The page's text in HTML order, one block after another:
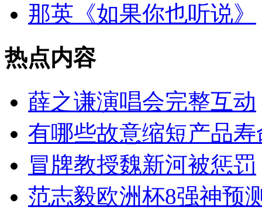
那英《如果你也听说》
热点内容
薛之谦演唱会完整互动
有哪些故意缩短产品
冒牌教授魏新河被惩罚
范志毅欧洲杯8强神预